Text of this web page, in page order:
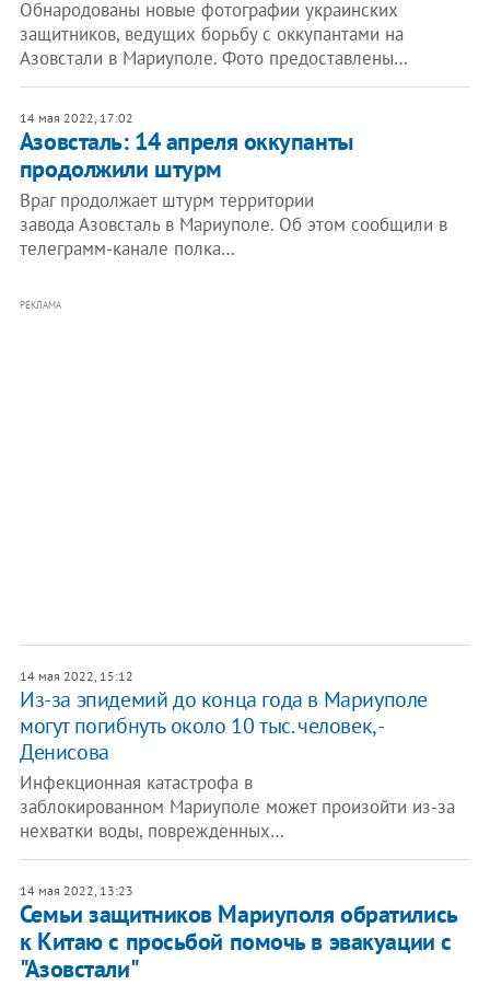
Обнародованы новые фотографии украинских
защитников, ведущих борьбу с оккупантами на
Азовстали в Мариуполе. Фото предоставлены…
14 мая 2022, 17:02
Азовсталь: 14 апреля оккупанты
продолжили штурм
Враг продолжает штурм территории
завода Азовсталь в Мариуполе. Об этом сообщили в
телеграмм-канале полка…
РЕКЛАМА
14 мая 2022, 15:12
Из-за эпидемий до конца года в Мариуполе
могут погибнуть около 10 тыс. человек, -
Денисова
Инфекционная катастрофа в
заблокированном Мариуполе может произойти из-за
нехватки воды, поврежденных…
14 мая 2022, 13:23
Семьи защитников Мариуполя обратились
к Китаю с просьбой помочь в эвакуации с
"Азовстали"